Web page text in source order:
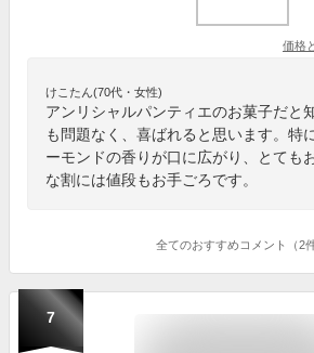
価格
けこたん(70代・女性)
アンリシャルパンティエのお菓子だと
も問題なく、喜ばれると思います。特
ーモンドの香りが口に広がり、とても
な割には値段もお手ごろです。
全てのおすすめコメント（2件
7